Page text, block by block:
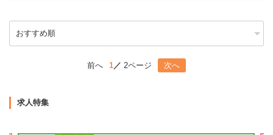
前へ 1 2ページ 次へ
求人特集